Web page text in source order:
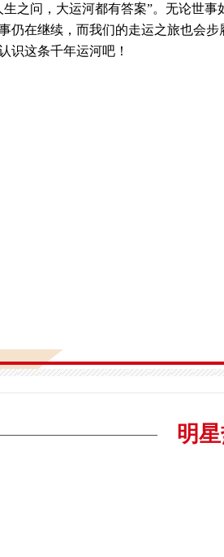
问，大运河都有答案”。无论世事
仍在继续，而我们的走运之旅也会
识这条千年运河吧！
明